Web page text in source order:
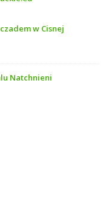
w Cisnej
Natchnieni